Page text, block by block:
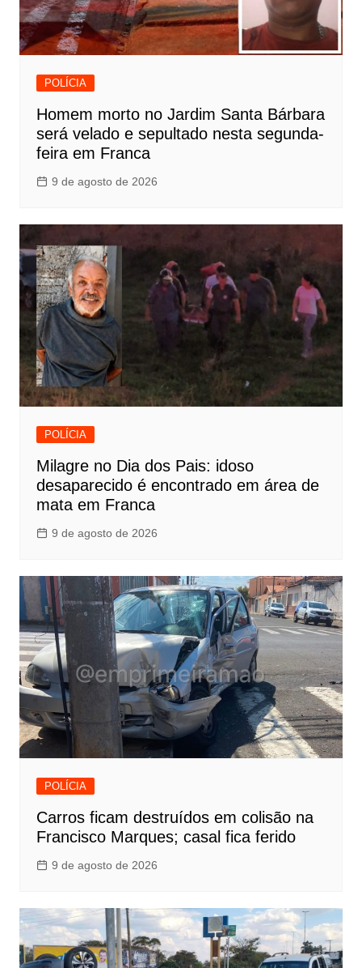
POLÍCIA
Homem morto no Jardim Santa Bárbara
será velado e sepultado nesta segunda-
feira em Franca
9 de agosto de 2026
POLÍCIA
Milagre no Dia dos Pais: idoso
desaparecido é encontrado em área de
mata em Franca
9 de agosto de 2026
POLÍCIA
Carros ficam destruídos em colisão na
Francisco Marques; casal fica ferido
9 de agosto de 2026